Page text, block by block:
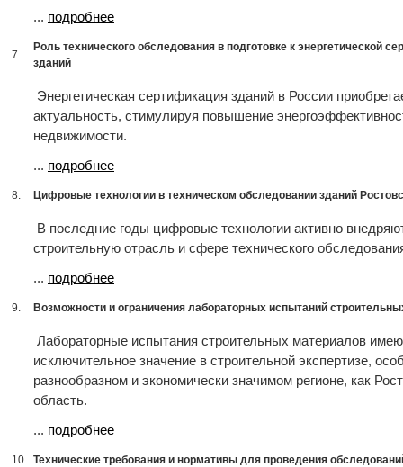
... подробнее
7.
Роль технического обследования в подготовке к энергетической
зданий
Энергетическая сертификация зданий в России
актуальность, стимулируя повышение
недвижимости.
... подробнее
8. Цифровые технологии в техническом обследовании зданий
В последние годы цифровые технологии активно
строительную отрасль и сфере технического
... подробнее
9. Возможности и ограничения лабораторных испытаний
Лабораторные испытания строительных материалов
исключительное значение в строительной экспертизе,
разнообразном и экономически значимом регионе, как
область.
... подробнее
10. Технические требования и нормативы для проведения